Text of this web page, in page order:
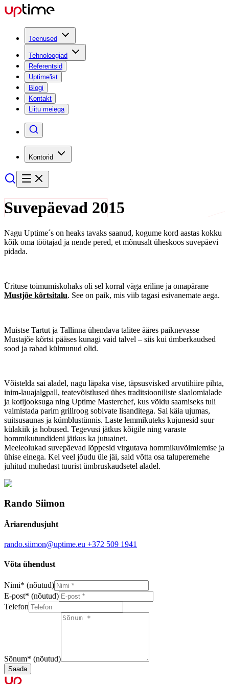
Teenused
Tehnoloogiad
Referentsid
Uptime'ist
Blogi
Kontakt
Liitu meiega
Kontorid
Suvepäevad 2015
Nagu Uptime´s on heaks tavaks saanud, kogume kord aastas kokku
kõik oma töötajad ja nende pered, et mõnusalt üheskoos suvepäevi
pidada.
Ürituse toimumiskohaks oli sel korral väga eriline ja omapärane
Mustjõe kõrtsitalu. See on paik, mis viib tagasi esivanemate aega.
Muistse Tartut ja Tallinna ühendava talitee ääres paiknevasse
Mustajõe kõrtsi pääses kunagi vaid talvel – siis kui ümberkaudsed
sood ja rabad külmunud olid.
Võistelda sai aladel, nagu läpaka vise, täpsusvisked arvutihiire pihta,
inim-lauajalgpall, teatevõistlused ühes traditsiooniliste slaalomialade
ja kotijooksuga ning Uptime Masterchef, kus võidu saamiseks tuli
valmistada parim grillroog sobivate lisanditega. Sai käia ujumas,
suitsusaunas ja kümblustünnis. Laste lemmikuteks kujunesid suur
külakiik ja hobused. Tegevusi jätkus kõigile ning varaste
hommikutundideni jätkus ka jutuainet.
Meeleolukad suvepäevad lõppesid virgutava hommikuvõimlemise ja
ühise einega. Kel veel jõudu üle jäi, said võtta osa taluperemehe
juhitud muhedast tuurist ümbruskaudsetel aladel.
Rando Siimon
Äriarendusjuht
rando.siimon@uptime.eu +372 509 1941
Võta ühendust
Nimi* (nõutud)
E-post* (nõutud)
Telefon
Sõnum* (nõutud)
Saada